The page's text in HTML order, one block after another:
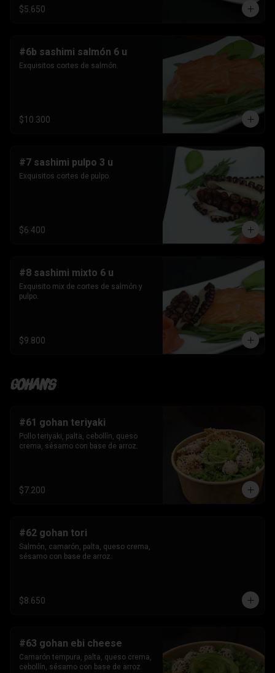
$5.650
#6b sashimi salmón 6 u
Exquisitos cortes de salmón.
$10.300
#7 sashimi pulpo 3 u
Exquisitos cortes de pulpo.
$6.400
#8 sashimi mixto 6 u
Exquisito mix de cortes de salmón y
pulpo.
$9.800
Gohan's
#61 gohan teriyaki
Pollo teriyaki, palta, cebollín, queso
crema, sésamo con base de arroz.
$7.200
#62 gohan tori
Salmón, camarón, palta, queso crema,
sésamo con base de arroz.
$8.650
#63 gohan ebi cheese
Camarón tempura, palta, queso crema,
cebollín, sésamo con base de arroz.